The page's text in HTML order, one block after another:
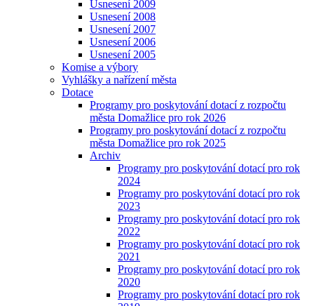
Usnesení 2009
Usnesení 2008
Usnesení 2007
Usnesení 2006
Usnesení 2005
Komise a výbory
Vyhlášky a nařízení města
Dotace
Programy pro poskytování dotací z rozpočtu
města Domažlice pro rok 2026
Programy pro poskytování dotací z rozpočtu
města Domažlice pro rok 2025
Archiv
Programy pro poskytování dotací pro rok
2024
Programy pro poskytování dotací pro rok
2023
Programy pro poskytování dotací pro rok
2022
Programy pro poskytování dotací pro rok
2021
Programy pro poskytování dotací pro rok
2020
Programy pro poskytování dotací pro rok